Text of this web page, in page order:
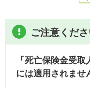
ご注意くだ
「死亡保険金受
には適用されませ